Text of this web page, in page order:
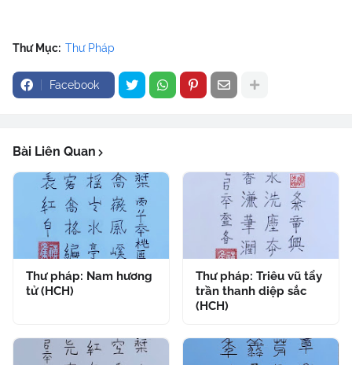
Thư Mục: Thư Pháp
Facebook
Bài Liên Quan
Thư pháp: Nam hương
tử (HCH)
Thư pháp: Triêu vũ tẩy
trần thanh diệp sắc
(HCH)